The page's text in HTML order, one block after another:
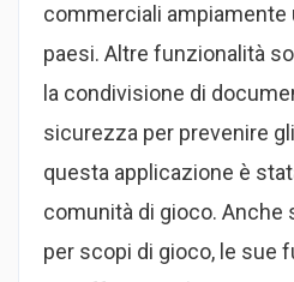
commerciali ampiamente
paesi. Altre funzionalità
la condivisione di
sicurezza per prevenire
questa applicazione è
comunità di gioco. Anche
per scopi di gioco, le sue